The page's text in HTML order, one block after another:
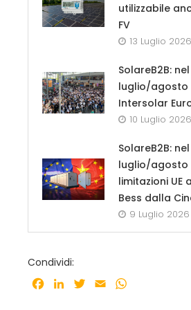
utilizzabile
FV
13 Luglio 2026
SolareB2B:
luglio/agosto
Intersolar
10 Luglio 2026
SolareB2B:
luglio/agosto
limitazioni UE
Bess dalla
9 Luglio 2026
Condividi:
Facebook
LinkedInTwitter
Email